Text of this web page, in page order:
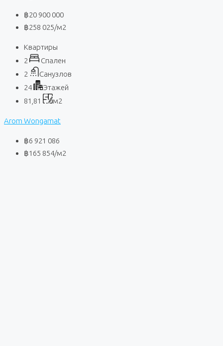
฿20 900 000
฿258 025/м2
Квартиры
2
Спален
2
Санузлов
24
Этажей
81,81
м2
Arom Wongamat
฿6 921 086
฿165 854/м2